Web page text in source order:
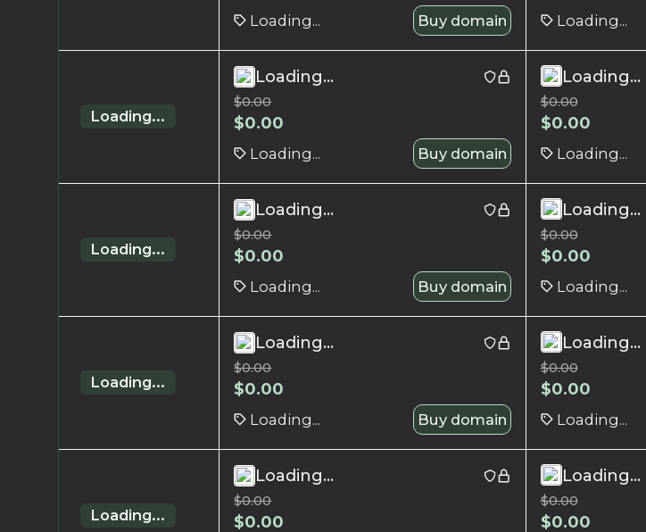
Loading... Buy domain Loading...
Loading...
Loading...
$0.00
$0.00
Loading... Buy domain
Loading...
$0.00
$0.00
Loading...
Loading...
Loading...
$0.00
$0.00
Loading... Buy domain
Loading...
$0.00
$0.00
Loading...
Loading...
Loading...
$0.00
$0.00
Loading... Buy domain
Loading...
$0.00
$0.00
Loading...
Loading...
Loading...
$0.00
$0.00
Loading...
$0.00
$0.00